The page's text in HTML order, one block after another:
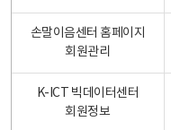
손말이음센터 홈페이지
회원관리
K-ICT 빅데이터센터
회원정보